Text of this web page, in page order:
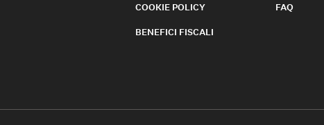
COOKIE POLICY
BENEFICI FISCALI
FAQ